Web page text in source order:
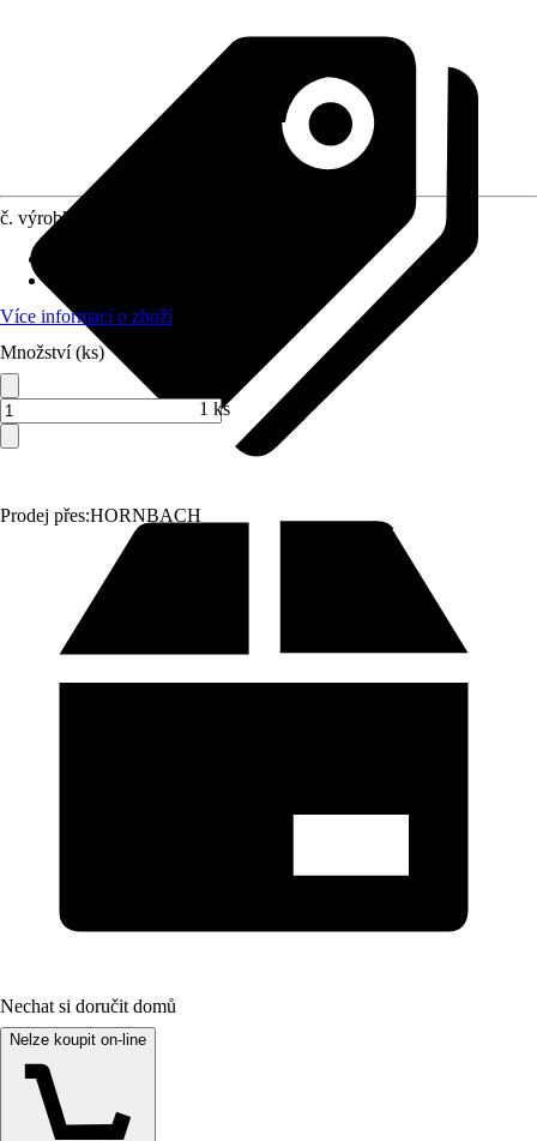
Prodej přes:HORNBACH
č. výrobku
Více informací o zboží
Množství (ks)
1 ks
Nechat si doručit domů
Nelze koupit on-line